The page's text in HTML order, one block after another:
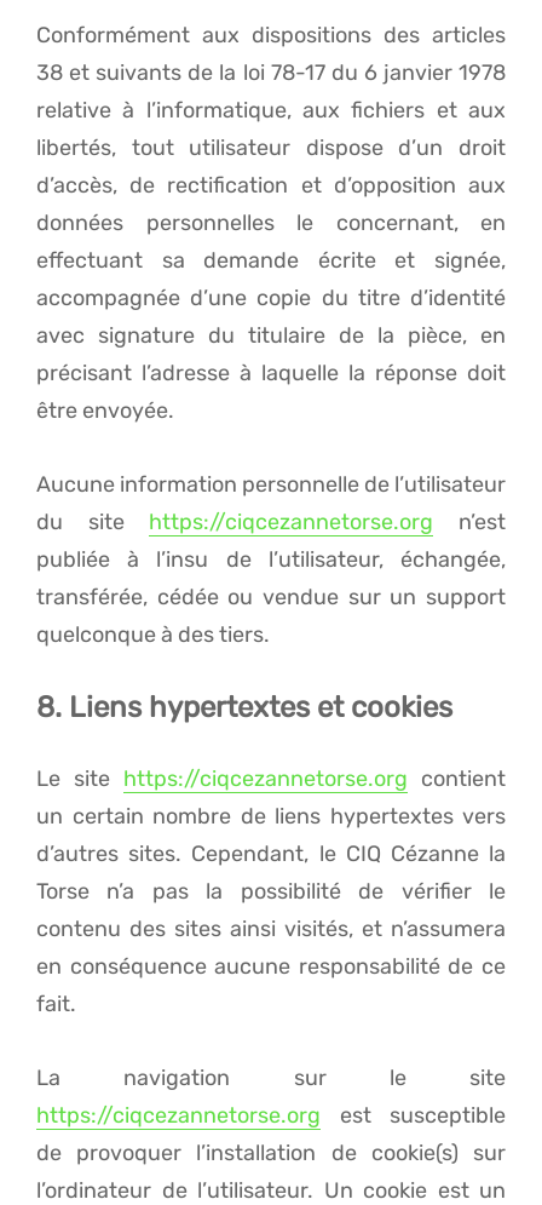
Conformément aux dispositions des articles
38 et suivants de la loi 78-17 du 6 janvier 1978
relative à l’informatique, aux fichiers et aux
libertés, tout utilisateur dispose d’un droit
d’accès, de rectification et d’opposition aux
données personnelles le concernant, en
effectuant sa demande écrite et signée,
accompagnée d’une copie du titre d’identité
avec signature du titulaire de la pièce, en
précisant l’adresse à laquelle la réponse doit
être envoyée.
Aucune information personnelle de l’utilisateur
du site https://ciqcezannetorse.org n’est
publiée à l’insu de l’utilisateur, échangée,
transférée, cédée ou vendue sur un support
quelconque à des tiers.
8. Liens hypertextes et cookies
Le site https://ciqcezannetorse.org contient
un certain nombre de liens hypertextes vers
d’autres sites. Cependant, le CIQ Cézanne la
Torse n’a pas la possibilité de vérifier le
contenu des sites ainsi visités, et n’assumera
en conséquence aucune responsabilité de ce
fait.
La navigation sur le site
https://ciqcezannetorse.org est susceptible
de provoquer l’installation de cookie(s) sur
l’ordinateur de l’utilisateur. Un cookie est un